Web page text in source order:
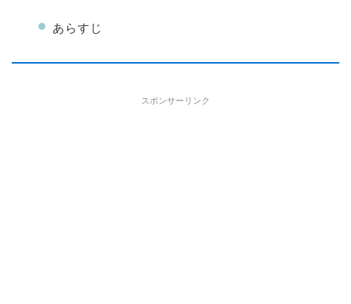
あらすじ
スポンサーリンク